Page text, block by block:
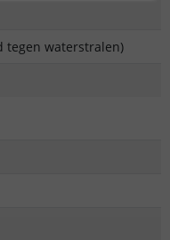
tegen waterstralen)